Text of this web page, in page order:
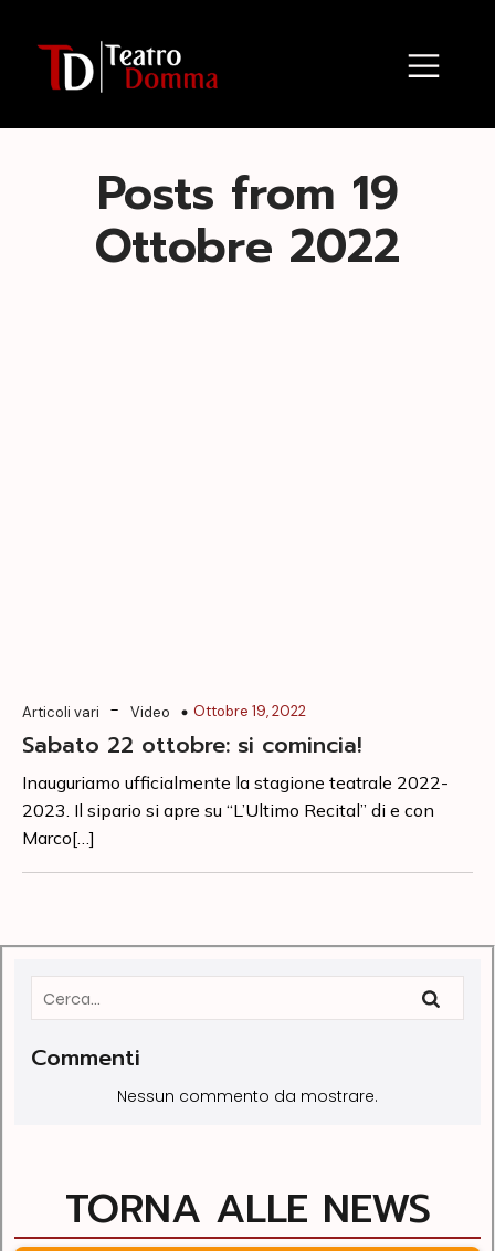
Posts from 19
Ottobre 2022
Articoli vari - Video Ottobre 19, 2022
Sabato 22 ottobre: si comincia!
Inauguriamo ufficialmente la stagione teatrale 2022-
2023. Il sipario si apre su “L’Ultimo Recital” di e con
Marco[…]
Commenti
Nessun commento da mostrare.
TORNA ALLE NEWS